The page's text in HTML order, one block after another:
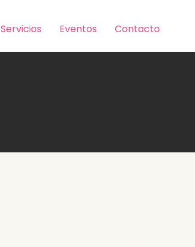
Servicios Eventos Contacto